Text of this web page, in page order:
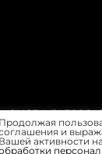
Продолжая
и
Вашей активности